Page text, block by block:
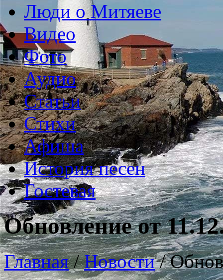
Люди о Митяеве
Видео
Фото
Аудио
Статьи
Стихи
Афиша
История песен
Гостевая
Обновление от
Главная/Новости/